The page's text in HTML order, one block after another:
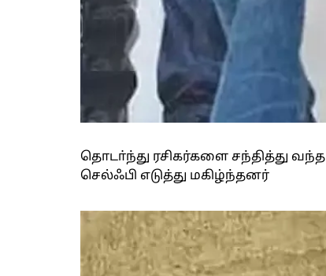
தொடா்ந்து ரசிகர்களை சந்தித்து
செல்ஃபி எடுத்து மகிழ்ந்தனர்